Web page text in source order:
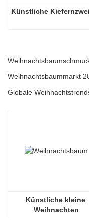
Künstliche
Künstliche kleine
Weihnachten